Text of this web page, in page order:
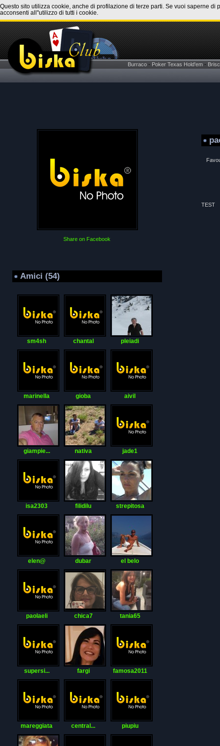
Questo sito utilizza cookie, anche di profilazione di terze parti. Se vuoi saperne
acconsenti all''utilizzo di tutti i cookie.
Burraco - Poker Texas Hold'em -
Share on Facebook
Amici (54)
sm4sh chantal pleiadi
marinella gioba aivil
giampie... nativa jade1
isa2303 filidilu strepitosa
elen@ dubar el belo
paolaeli chica7 tania65
supersi... fargi famosa2011
mareggiata central... piupiu
TEST